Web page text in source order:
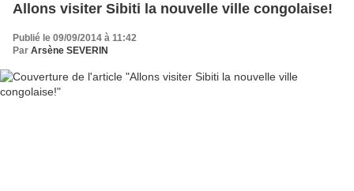
Allons visiter Sibiti la nouvelle ville congolaise!
Publié le 09/09/2014 à 11:42
Par Arsène SEVERIN